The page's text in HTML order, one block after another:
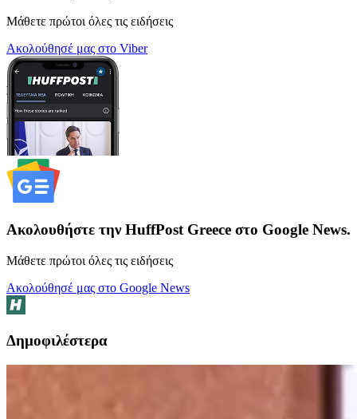
Μάθετε πρώτοι όλες τις ειδήσεις
Ακολούθησέ μας στο Viber
Ακολουθήστε την HuffPost Greece στο Google News.
Μάθετε πρώτοι όλες τις ειδήσεις
Ακολούθησέ μας στο Google News
Δημοφιλέστερα